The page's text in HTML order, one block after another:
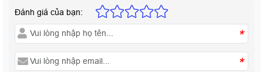
Đánh giá của bạn:
*
*